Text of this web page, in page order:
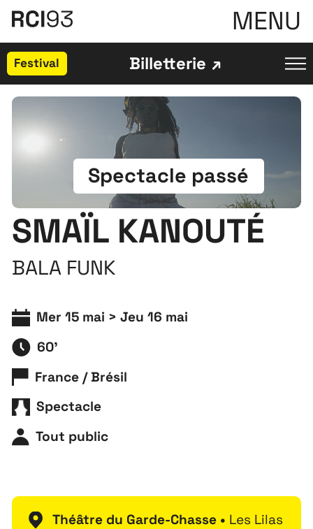
MENU
Festival Billetterie
Spectacle passé
SMAÏL KANOUTÉ
BALA FUNK
Mer 15 mai > Jeu 16 mai
60'
France / Brésil
Spectacle
Tout public
Théâtre du Garde-Chasse • Les Lilas